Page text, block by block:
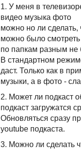
1. У меня в
видео музыка фото
можно но ли сделать,
можно было
по папкам разным не
В стандартном
даст. Только как в
музыки, а в фото -
2. Может ли подкаст
подкаст загружатся
Обновляться сразу
youtube подкаста.
3. Можно ли сделать